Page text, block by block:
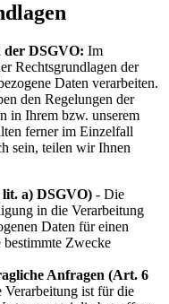
der DSGVO: Im
Rechtsgrundlagen der
Daten verarbeiten.
den Regelungen der
in Ihrem bzw. unserem
ferner im Einzelfall
sein, teilen wir Ihnen
a) DSGVO) - Die
in die Verarbeitung
Daten für einen
bestimmte Zwecke
Anfragen (Art. 6
Verarbeitung ist für die